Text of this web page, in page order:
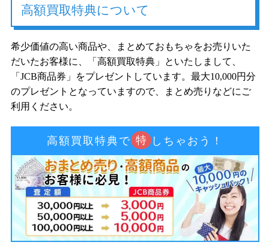
高額買取特典について
希少価値の高い商品や、まとめておもちゃをお売りいた
だいたお客様に、「高額買取特典」といたしまして、
「JCB商品券」をプレゼントしています。最大10,000円分
のプレゼントとなっていますので、まとめ売りなどにご
利用ください。
高額買取特典で 特 しちゃおう！